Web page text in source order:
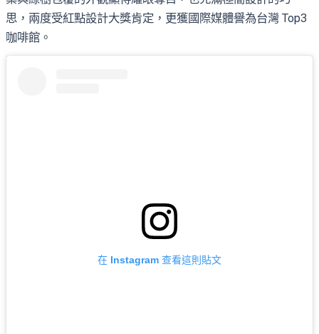
思，兩度受紅點設計大獎肯定，更獲國際媒體譽為台灣 Top3
咖啡館。
在 Instagram 查看這則貼文